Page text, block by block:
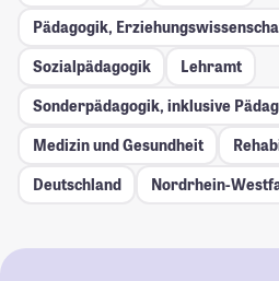
Pädagogik,
Sozialpädagogik
Lehramt
Sonderpädagogik, inklusive
Medizin und Gesundheit
Deutschland
Nordrhein-